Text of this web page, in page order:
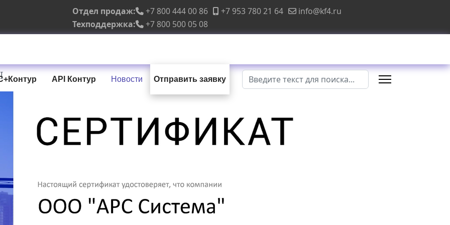
Отдел продаж: +7 800 444 00 86 +7 953 780 21 64
info@kf4.ru
Техподдержка:
+7 800 500 05 08
API Контур Новости Отправить заявку Поиск